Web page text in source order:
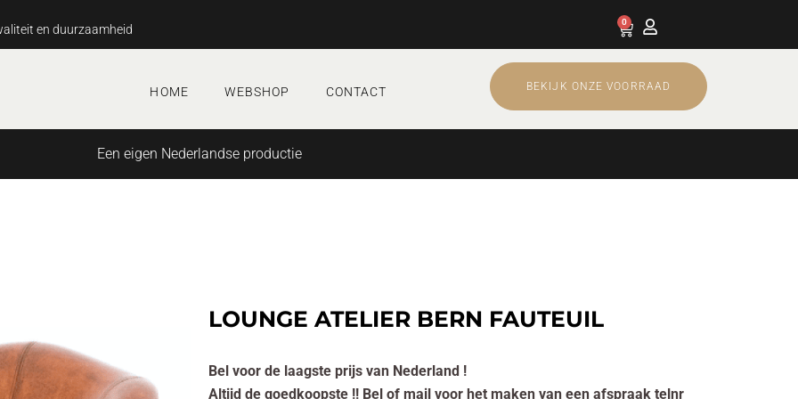
en duurzaamheid
0
Cart
HOME WEBSHOP CONTACT BEKIJK ONZE VOORRAAD
Een eigen Nederlandse productie
LOUNGE ATELIER BERN FAUTEUIL
Bel voor de laagste prijs van Nederland !
Altijd de goedkoopste !! Bel of mail voor het maken van een afspraak telnr